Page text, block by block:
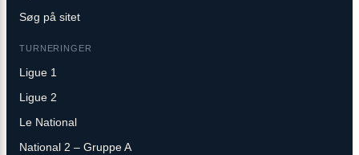
Søg på sitet
TURNERINGER
Ligue 1
Ligue 2
Le National
National 2 – Gruppe A